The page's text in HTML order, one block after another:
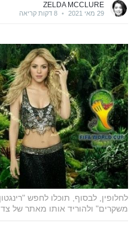
ZELDA MCCLURE
29 מאי 2021 •
לחלופין, לבסוף, תוכלו לחפש
משקרים" ולהוריד אותו מאתר של צד